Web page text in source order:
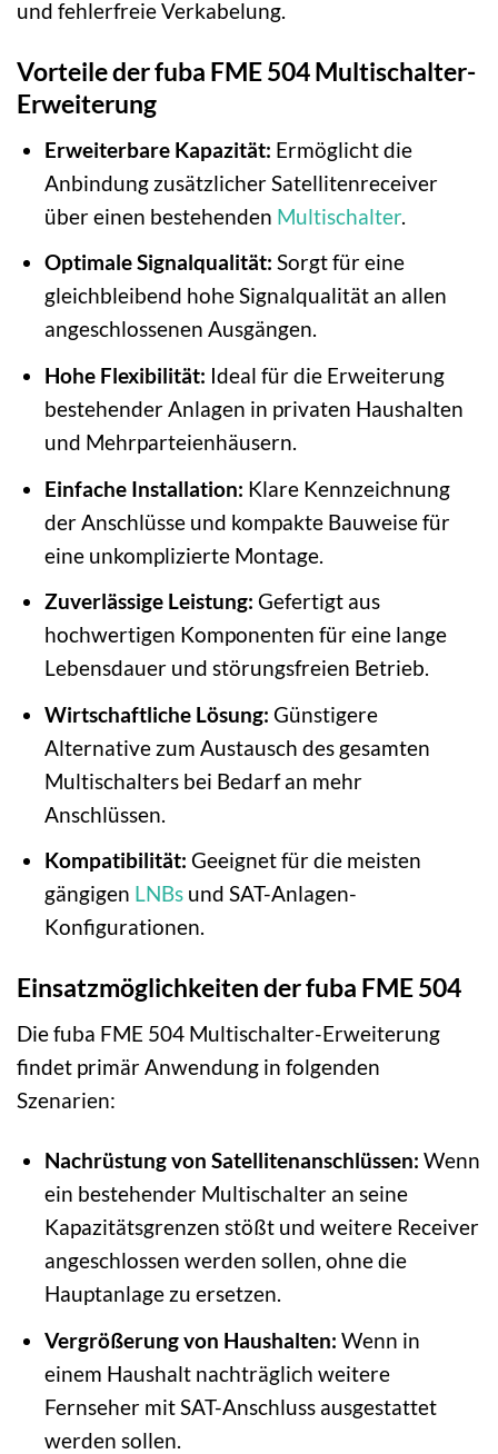
und fehlerfreie Verkabelung.
Vorteile der fuba FME 504 Multischalter-
Erweiterung
Erweiterbare Kapazität: Ermöglicht die
Anbindung zusätzlicher Satellitenreceiver
über einen bestehenden Multischalter.
Optimale Signalqualität: Sorgt für eine
gleichbleibend hohe Signalqualität an allen
angeschlossenen Ausgängen.
Hohe Flexibilität: Ideal für die Erweiterung
bestehender Anlagen in privaten Haushalten
und Mehrparteienhäusern.
Einfache Installation: Klare Kennzeichnung
der Anschlüsse und kompakte Bauweise für
eine unkomplizierte Montage.
Zuverlässige Leistung: Gefertigt aus
hochwertigen Komponenten für eine lange
Lebensdauer und störungsfreien Betrieb.
Wirtschaftliche Lösung: Günstigere
Alternative zum Austausch des gesamten
Multischalters bei Bedarf an mehr
Anschlüssen.
Kompatibilität: Geeignet für die meisten
gängigen LNBsund SAT-Anlagen-
Konfigurationen.
Einsatzmöglichkeiten der fuba FME 504
Die fuba FME 504 Multischalter-Erweiterung
findet primär Anwendung in folgenden
Szenarien:
Nachrüstung von Satellitenanschlüssen: Wenn
ein bestehender Multischalter an seine
Kapazitätsgrenzen stößt und weitere Receiver
angeschlossen werden sollen, ohne die
Hauptanlage zu ersetzen.
Vergrößerung von Haushalten: Wenn in
einem Haushalt nachträglich weitere
Fernseher mit SAT-Anschluss ausgestattet
werden sollen.